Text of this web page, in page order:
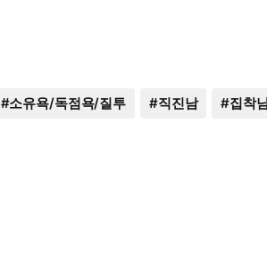
#소유욕/독점욕/질투 #직진남 #집착